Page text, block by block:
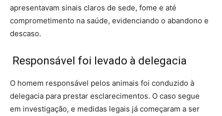
apresentavam sinais claros de sede, fome e até
comprometimento na saúde, evidenciando o abandono e
descaso.
Responsável foi levado à delegacia
O homem responsável pelos animais foi conduzido à
delegacia para prestar esclarecimentos. O caso segue
em investigação, e medidas legais já começaram a ser